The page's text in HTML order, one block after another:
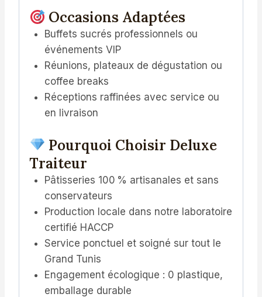
Occasions Adaptées
Buffets sucrés professionnels ou
événements VIP
Réunions, plateaux de dégustation ou
coffee breaks
Réceptions raffinées avec service ou
en livraison
Pourquoi Choisir Deluxe
Traiteur
Pâtisseries 100 % artisanales et sans
conservateurs
Production locale dans notre laboratoire
certifié HACCP
Service ponctuel et soigné sur tout le
Grand Tunis
Engagement écologique : 0 plastique,
emballage durable